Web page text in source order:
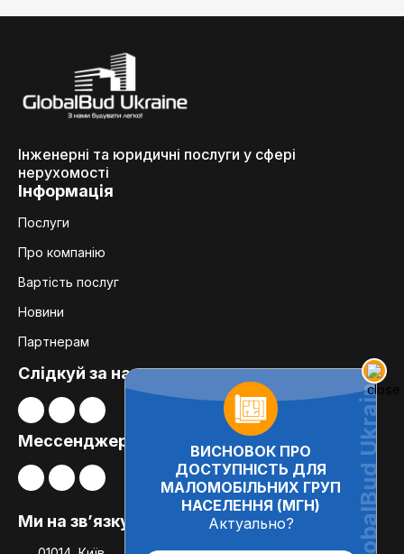
ВИСНОВОК ПРО
ДОСТУПНІСТЬ ДЛЯ
МАЛОМОБІЛЬНИХ ГРУП
НАСЕЛЕННЯ (МГН)
Актуально?
Інженерні та юридичні послуги у сфері
нерухомості
Інформація
Послуги
Про компанію
Вартість послуг
Новини
Партнерам
Слідкуй за нами:
Мессенджери
Ми на зв’язку